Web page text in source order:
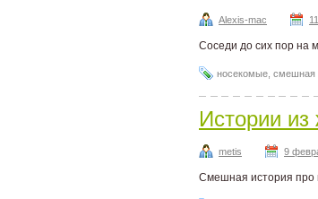
Alexis-mac
Соседи до сих пор на
носекомые смешная
Истории из
metis 9
Смешная история про